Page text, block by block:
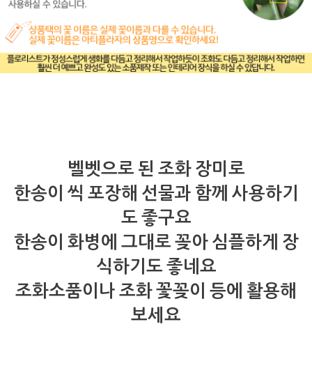
벨벳으로 된 조화 장미로
한송이 씩 포장해 선물과 함께 사용하기
도 좋구요
한송이 화병에 그대로 꽂아 심플하게 장
식하기도 좋네요
조화소품이나 조화 꽃꽂이 등에 활용해
보세요